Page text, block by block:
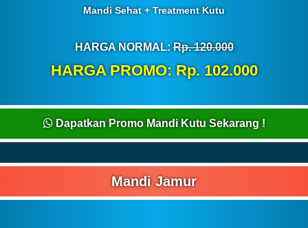
Mandi Sehat + Treatment Kutu
HARGA NORMAL:Rp. 120.000
HARGA PROMO: Rp. 102.000
Dapatkan Promo Mandi Kutu Sekarang !
Mandi Jamur